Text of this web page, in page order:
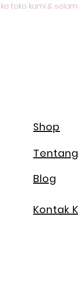
ke toko kami &
Shop
Blog
Kontak